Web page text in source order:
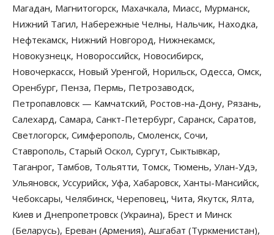
Магадан, Магнитогорск, Махачкала, Миасс, Мурманск,
Нижний Тагил, Набережные Челны, Нальчик, Находка,
Нефтекамск, Нижний Новгород, Нижнекамск,
Новокузнецк, Новороссийск, Новосибирск,
Новочеркасск, Новый Уренгой, Норильск, Одесса, Омск,
Оренбург, Пенза, Пермь, Петрозаводск,
Петропавловск — Камчатский, Ростов-на-Дону, Рязань,
Салехард, Самара, Санкт-Петербург, Саранск, Саратов,
Светлогорск, Симферополь, Смоленск, Сочи,
Ставрополь, Старый Оскол, Сургут, Сыктывкар,
Таганрог, Тамбов, Тольятти, Томск, Тюмень, Улан-Удэ,
Ульяновск, Уссурийск, Уфа, Хабаровск, Ханты-Мансийск,
Чебоксары, Челябинск, Череповец, Чита, Якутск, Ялта,
Киев и Днепропетровск (Украина), Брест и Минск
(Беларусь), Ереван (Армения), Ашгабат (Туркменистан),